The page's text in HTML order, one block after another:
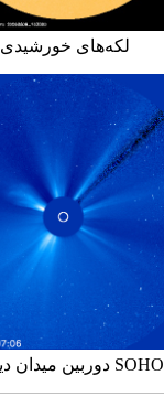
لکه‌های خورشیدی
دوربین میدان دید باز SOHO